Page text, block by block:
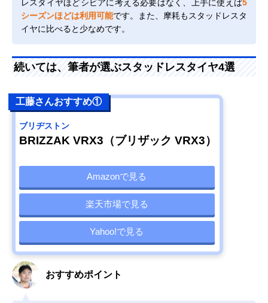
レスタイヤほどシビアに考える必要はなく、上手に使えば5
シーズンほどは利用可能です。また、摩耗もスタッドレスタ
イヤに比べると少なめです。
続いては、筆者が選ぶスタッドレスタイヤ4選
工藤さんおすすめ①
ブリヂストン
BRIZZAK VRX3（ブリザック VRX3）
Amazonで見る
楽天市場で見る
Yahoo!で見る
おすすめポイント